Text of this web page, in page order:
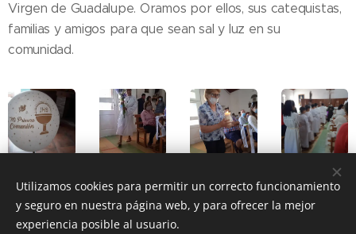
Virgen de Guadalupe. Oramos por ellos, sus catequistas,
familias y amigos para que sean sal y luz en su
comunidad.
Share
Utilizamos cookies para permitir un correcto funcionamiento
y seguro en nuestra página web, y para ofrecer la mejor
experiencia posible al usuario.